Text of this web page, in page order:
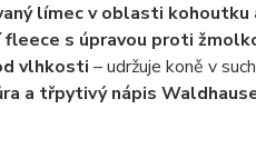
límec v oblasti kohoutku
s úpravou proti
vlhkosti – udržuje koně v
a třpytivý nápis